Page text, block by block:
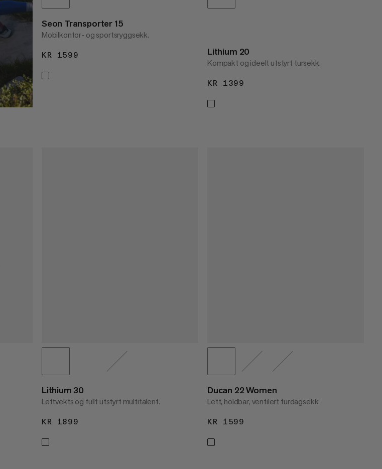
Seon Transporter 15
Mobilkontor- og sportsryggsekk.
KR 1599 Lithium 20
Kompakt og ideelt utstyrt tursekk.
KR 1399
Lithium 30
Lettvekts og fullt utstyrt multitalent.
KR 1899
Ducan 22 Women
Lett, holdbar, ventilert turdagsekk
KR 1599